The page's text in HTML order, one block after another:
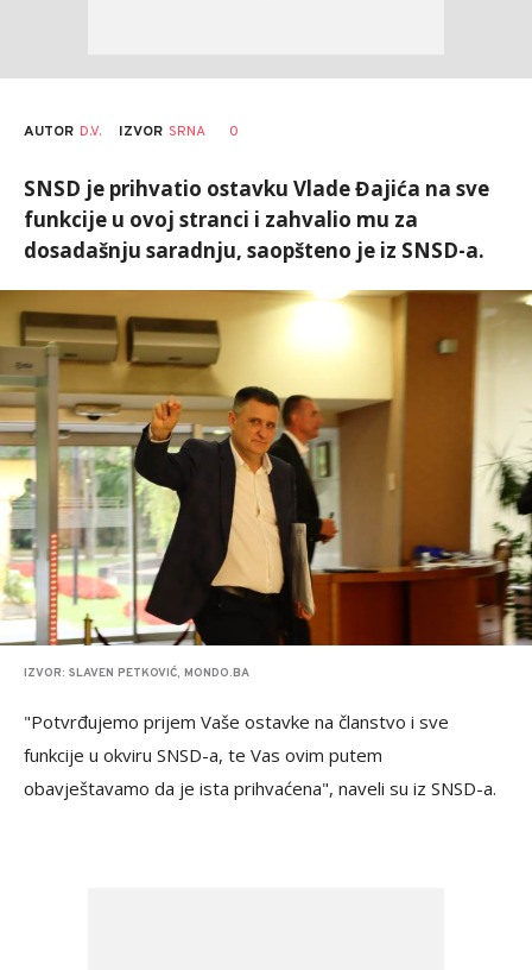
AUTOR D.V. IZVOR SRNA 0
SNSD je prihvatio ostavku Vlade Đajića na sve
funkcije u ovoj stranci i zahvalio mu za
dosadašnju saradnju, saopšteno je iz SNSD-a.
IZVOR: SLAVEN PETKOVIĆ, MONDO.BA
"Potvrđujemo prijem Vaše ostavke na članstvo i sve
funkcije u okviru SNSD-a, te Vas ovim putem
obavještavamo da je ista prihvaćena", naveli su iz SNSD-a.